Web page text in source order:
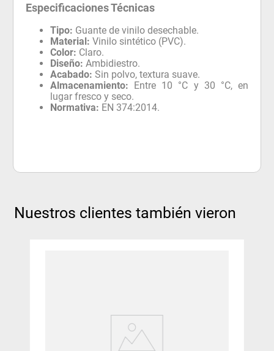
Especificaciones Técnicas
Tipo: Guante de vinilo desechable.
Material: Vinilo sintético (PVC).
Color: Claro.
Diseño: Ambidiestro.
Acabado: Sin polvo, textura suave.
Almacenamiento: Entre 10 °C y 30 °C, en
lugar fresco y seco.
Normativa: EN 374:2014.
Nuestros clientes también vieron